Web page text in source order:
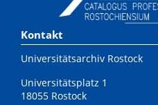
Kontakt
Universitätsarchiv Rostock
Universitätsplatz 1
18055 Rostock